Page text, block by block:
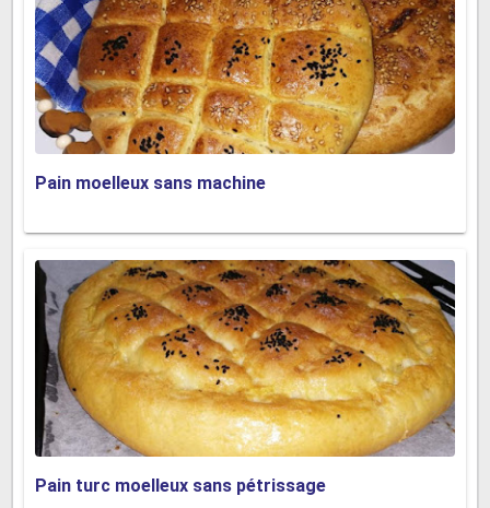
Pain moelleux sans machine
Pain turc moelleux sans pétrissage